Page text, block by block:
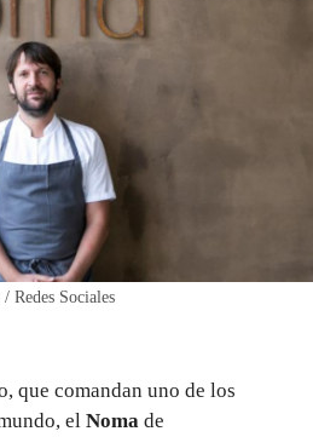
SESIÓN
Redes Sociales
que comandan uno de los
el Noma de